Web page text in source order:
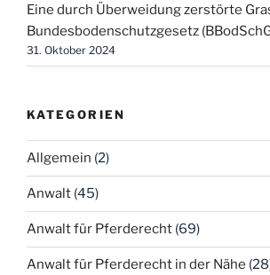
Eine durch Überweidung zerstörte
Bundesbodenschutzgesetz
31. Oktober 2024
KATEGORIEN
Allgemein (2)
Anwalt (45)
Anwalt für Pferderecht (69)
Anwalt für Pferderecht in der Nähe